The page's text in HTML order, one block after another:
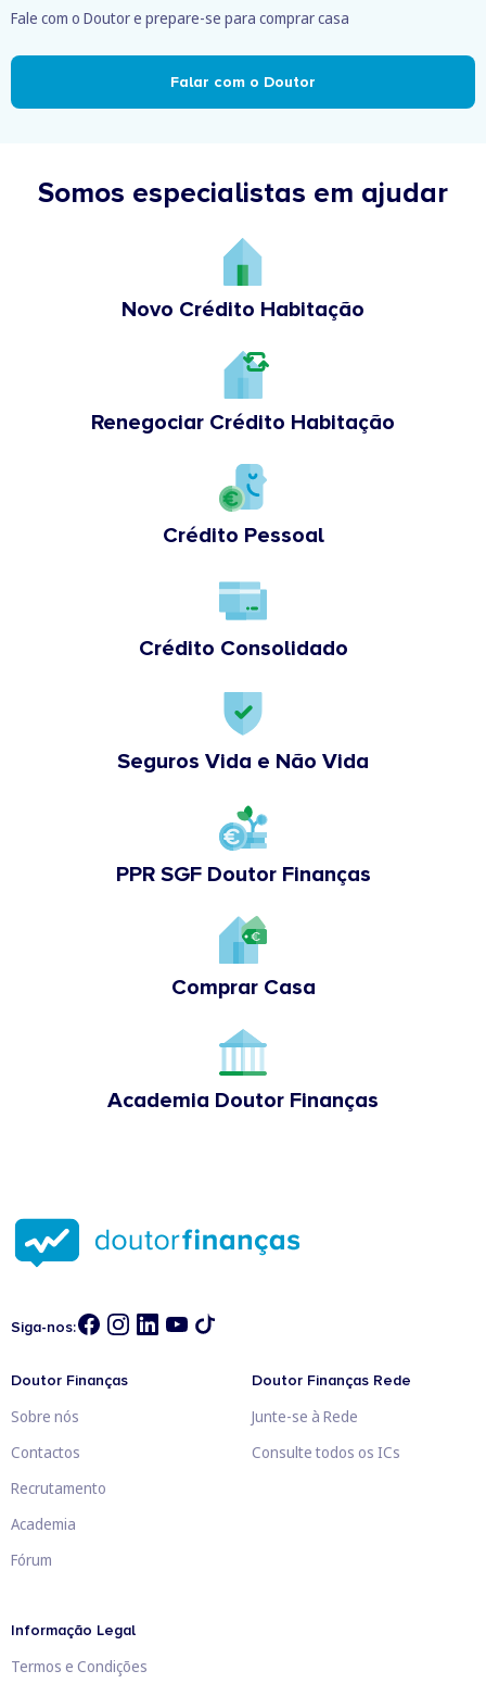
Fale com o Doutor e prepare-se para comprar casa
Falar com o Doutor
Somos especialistas em ajudar
Novo Crédito Habitação
Renegociar Crédito Habitação
Crédito Pessoal
Crédito Consolidado
Seguros Vida e Não Vida
PPR SGF Doutor Finanças
Comprar Casa
Academia Doutor Finanças
Siga-nos:
Doutor Finanças
Sobre nós
Contactos
Recrutamento
Academia
Fórum
Doutor Finanças Rede
Junte-se à Rede
Consulte todos os ICs
Informação Legal
Termos e Condições